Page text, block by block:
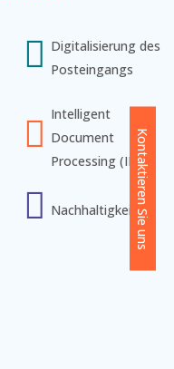
 Digitalisierung des
Posteingangs
 Intelligent
Document
Processing (IDP)
 Nachhaltigkeit Kontaktieren Sie uns